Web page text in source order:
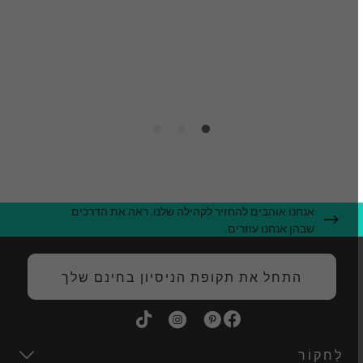
אנחנו אוהבים להחזיר לקהילה שלנו. ראה את הדרכים
שבהן אנחנו עוזרים.
התחל את תקופת הניסיון בחינם שלך
לַחקוֹר